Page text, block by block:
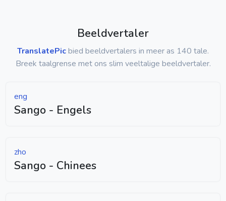
Beeldvertaler
TranslatePicbied beeldvertalers in meer as 140 tale.
Breek taalgrense met ons slim veeltalige beeldvertaler.
eng
Sango - Engels
zho
Sango - Chinees